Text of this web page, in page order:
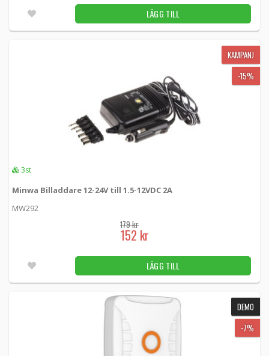
LÄGG TILL
KAMPANJ
-15%
3st
Minwa Billaddare 12-24V till 1.5-12VDC 2A
MW292
179 kr
152 kr
LÄGG TILL
DEMO
-7%